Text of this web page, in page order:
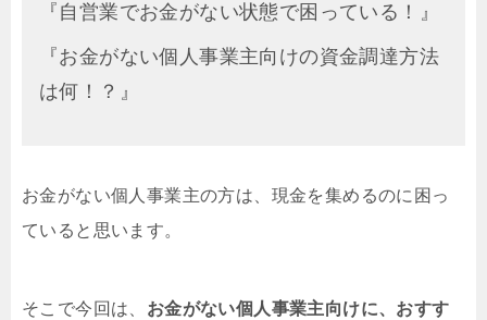
『自営業でお金がない状態で困っている！』
『お金がない個人事業主向けの資金調達方法
は何！？』
お金がない個人事業主の方は、現金を集めるのに困っ
ていると思います。
そこで今回は、 お金がない個人事業主向けに、おすす